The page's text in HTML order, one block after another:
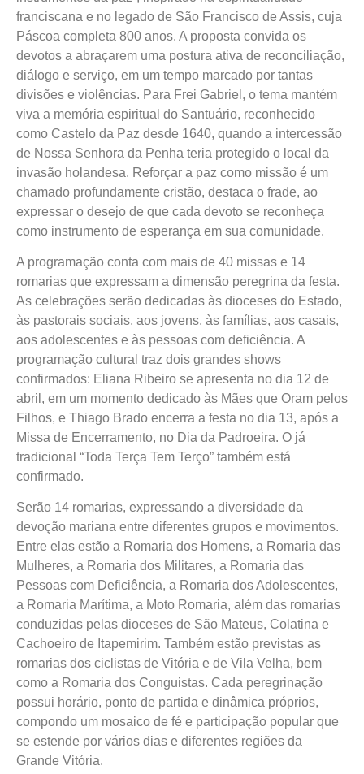
franciscana e no legado de São Francisco de Assis, cuja
Páscoa completa 800 anos. A proposta convida os
devotos a abraçarem uma postura ativa de reconciliação,
diálogo e serviço, em um tempo marcado por tantas
divisões e violências. Para Frei Gabriel, o tema mantém
viva a memória espiritual do Santuário, reconhecido
como Castelo da Paz desde 1640, quando a intercessão
de Nossa Senhora da Penha teria protegido o local da
invasão holandesa. Reforçar a paz como missão é um
chamado profundamente cristão, destaca o frade, ao
expressar o desejo de que cada devoto se reconheça
como instrumento de esperança em sua comunidade.
A programação conta com mais de 40 missas e 14
romarias que expressam a dimensão peregrina da festa.
As celebrações serão dedicadas às dioceses do Estado,
às pastorais sociais, aos jovens, às famílias, aos casais,
aos adolescentes e às pessoas com deficiência. A
programação cultural traz dois grandes shows
confirmados: Eliana Ribeiro se apresenta no dia 12 de
abril, em um momento dedicado às Mães que Oram pelos
Filhos, e Thiago Brado encerra a festa no dia 13, após a
Missa de Encerramento, no Dia da Padroeira. O já
tradicional “Toda Terça Tem Terço” também está
confirmado.
Serão 14 romarias, expressando a diversidade da
devoção mariana entre diferentes grupos e movimentos.
Entre elas estão a Romaria dos Homens, a Romaria das
Mulheres, a Romaria dos Militares, a Romaria das
Pessoas com Deficiência, a Romaria dos Adolescentes,
a Romaria Marítima, a Moto Romaria, além das romarias
conduzidas pelas dioceses de São Mateus, Colatina e
Cachoeiro de Itapemirim. Também estão previstas as
romarias dos ciclistas de Vitória e de Vila Velha, bem
como a Romaria dos Conguistas. Cada peregrinação
possui horário, ponto de partida e dinâmica próprios,
compondo um mosaico de fé e participação popular que
se estende por vários dias e diferentes regiões da
Grande Vitória.